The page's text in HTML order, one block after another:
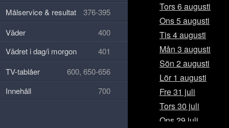
Tors 6 augusti
Ons 5 augusti
Tis 4 augusti
Mån 3 augusti
Sön 2 augusti
Lör 1 augusti
Fre 31 juli
Tors 30 juli
Ons 29 juli
Målservice & resultat
376-395
Väder
400
Vädret i dag/i morgon
401
TV-tablåer
600, 650-656
Innehåll
700